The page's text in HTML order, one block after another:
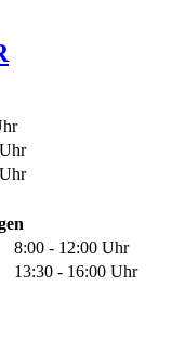
8:00 - 12:00 Uhr
13:30 - 16:00 Uhr